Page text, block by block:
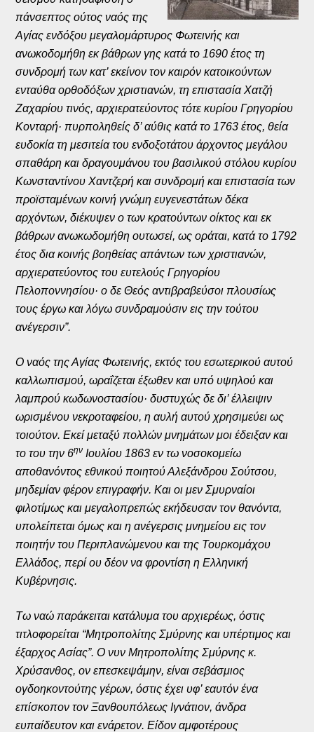
πάνσεπτος ούτος ναός της
Αγίας ενδόξου μεγαλομάρτυρος Φωτεινής και
ανωκοδομήθη εκ βάθρων γης κατά το 1690 έτος τη
συνδρομή των κατ’ εκείνον τον καιρόν κατοικούντων
ενταύθα ορθοδόξων χριστιανών, τη επιστασία Χατζή
Ζαχαρίου τινός, αρχιερατεύοντος τότε κυρίου Γρηγορίου
Κονταρή· πυρποληθείς δ’ αύθις κατά το 1763 έτος, θεία
ευδοκία τη μεσιτεία του ενδοξοτάτου άρχοντος μεγάλου
σπαθάρη και δραγουμάνου του βασιλικού στόλου κυρίου
Κωνσταντίνου Χαντζερή και συνδρομή και επιστασία των
προϊσταμένων κοινή γνώμη ευγενεστάτων δέκα
αρχόντων, διέκυψεν ο των κρατούντων οίκτος και εκ
βάθρων ανωκωδομήθη ουτωσεί, ως οράται, κατά το 1792
έτος δια κοινής βοηθείας απάντων των χριστιανών,
αρχιερατεύοντος του ευτελούς Γρηγορίου
Πελοποννησίου· ο δε Θεός αντιβραβεύσοι πλουσίως
τους έργω και λόγω συνδραμούσιν εις την τούτου
ανέγερσιν”.
Ο ναός της Αγίας Φωτεινής, εκτός του εσωτερικού αυτού
καλλωπισμού, ωραΐζεται έξωθεν και υπό υψηλού και
λαμπρού κωδωνοστασίου· δυστυχώς δε δι’ έλλειψιν
ωρισμένου νεκροταφείου, η αυλή αυτού χρησιμεύει ως
τοιούτον. Εκεί μεταξύ πολλών μνημάτων μοι έδειξαν και
το του την 6ην Ιουλίου 1863 εν τω νοσοκομείω
αποθανόντος εθνικού ποιητού Αλεξάνδρου Σούτσου,
μηδεμίαν φέρον επιγραφήν. Και οι μεν Σμυρναίοι
φιλοτίμως και μεγαλοπρεπώς εκήδευσαν τον θανόντα,
υπολείπεται όμως και η ανέγερσις μνημείου εις τον
ποιητήν του Περιπλανώμενου και της Τουρκομάχου
Ελλάδος, περί ου δέον να φροντίση η Ελληνική
Κυβέρνησις.
Τω ναώ παράκειται κατάλυμα του αρχιερέως, όστις
τιτλοφορείται “Μητροπολίτης Σμύρνης και υπέρτιμος και
έξαρχος Ασίας”. Ο νυν Μητροπολίτης Σμύρνης κ.
Χρύσανθος, ον επεσκεψάμην, είναι σεβάσμιος
ογδοηκοντούτης γέρων, όστις έχει υφ’ εαυτόν ένα
επίσκοπον τον Ξανθουπόλεως Ιγνάτιον, άνδρα
ευπαίδευτον και ενάρετον. Είδον αμφοτέρους